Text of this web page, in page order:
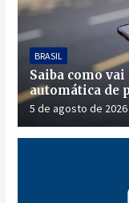
BRASIL
Saiba como
automática de
Pensão”
5 de agosto de 2026